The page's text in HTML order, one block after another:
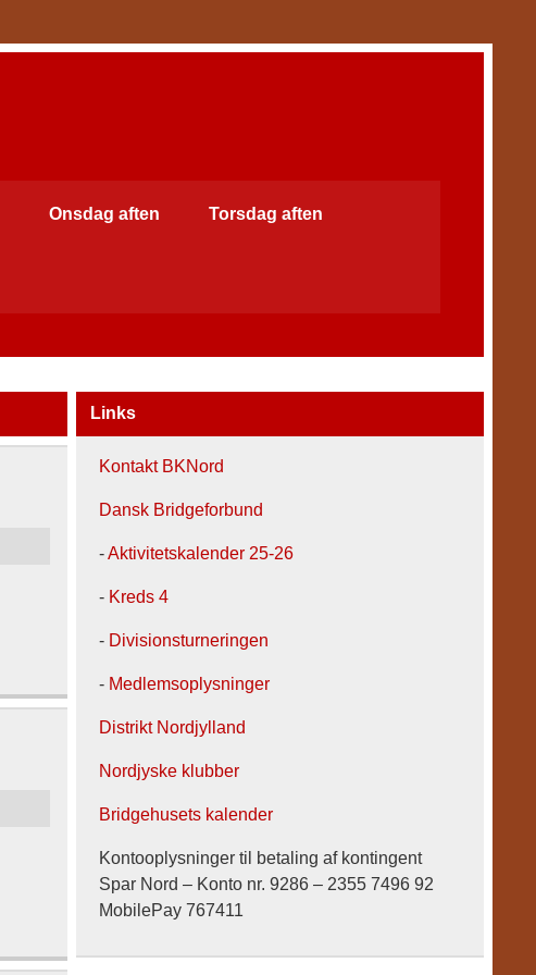
Onsdag aften Torsdag aften
Links
Kontakt BKNord
Dansk Bridgeforbund
-Aktivitetskalender 25-26
- Kreds 4
- Divisionsturneringen
- Medlemsoplysninger
Distrikt Nordjylland
Nordjyske klubber
Bridgehusets kalender
Kontooplysninger til betaling af kontingent
Spar Nord – Konto nr. 9286 – 2355 7496 92
MobilePay 767411